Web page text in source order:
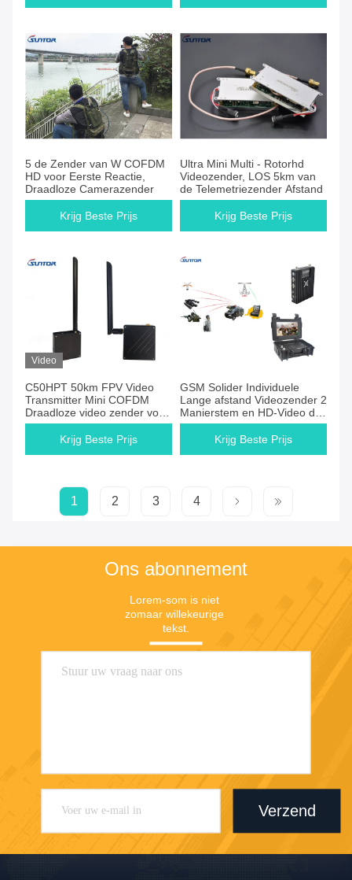
5 de Zender van W COFDM
HD voor Eerste Reactie,
Draadloze Camerazender
Krijg Beste Prijs
Ultra Mini Multi - Rotorhd
Videozender, LOS 5km van
de Telemetriezender Afstand
Krijg Beste Prijs
Video
C50HPT 50km FPV Video
Transmitter Mini COFDM
Draadloze video zender voor
drones / helikopter
Krijg Beste Prijs
GSM Solider Individuele
Lange afstand Videozender 2
Manierstem en HD-Video die
Verbindingen overbrengen
Krijg Beste Prijs
1 2 3 4
Ons abonnement
Lorem-som is niet
zomaar willekeurige
tekst.
Verzend